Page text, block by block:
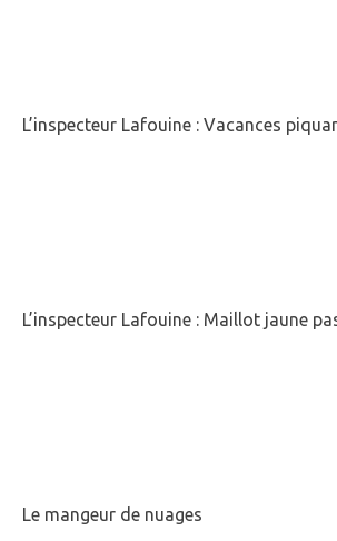
L’inspecteur Lafouine : Vacances
L’inspecteur Lafouine : Maillot jaune
Le mangeur de nuages